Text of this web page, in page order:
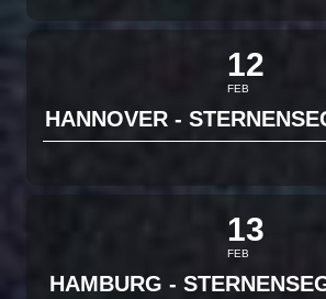
12
FEB
HANNOVER -
13
FEB
HAMBURG -